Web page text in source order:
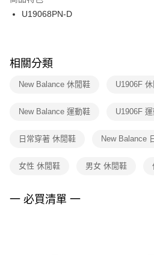
３．收到繳費通知簡訊後14天內，點擊此
ATM／網路銀行／等多元方式進行付款，方
※ 交易是否成功請以「AFTEE先享後付 」
是否繳費成功／繳費後需取消欲退款等相關
客戶支援中心」 https://
１．透過由恩沛科技股份有限公司提供之
權轉讓予恩沛科技股份有限公司。
３．未成年的使用者請事先徵得法定代理人
４．使用「AFTEE先享後付」時，將依據
每筆NT$100，滿NT$1,500(含以上)免
U19068PN-D
相關分類
New Balance 休閒鞋 U1906F
New Balance 運動鞋 U1906F
日常穿著 休閒鞋 New Balance
女性 休閒鞋 男女 休閒鞋
一 必買清單 一